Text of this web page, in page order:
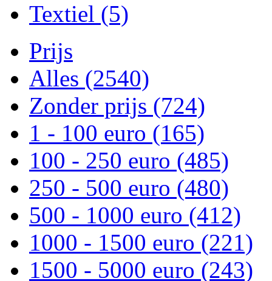
Textiel (5)
Prijs
Alles (2540)
Zonder prijs (724)
1 - 100 euro (165)
100 - 250 euro (485)
250 - 500 euro (480)
500 - 1000 euro (412)
1000 - 1500 euro (221)
1500 - 5000 euro (243)